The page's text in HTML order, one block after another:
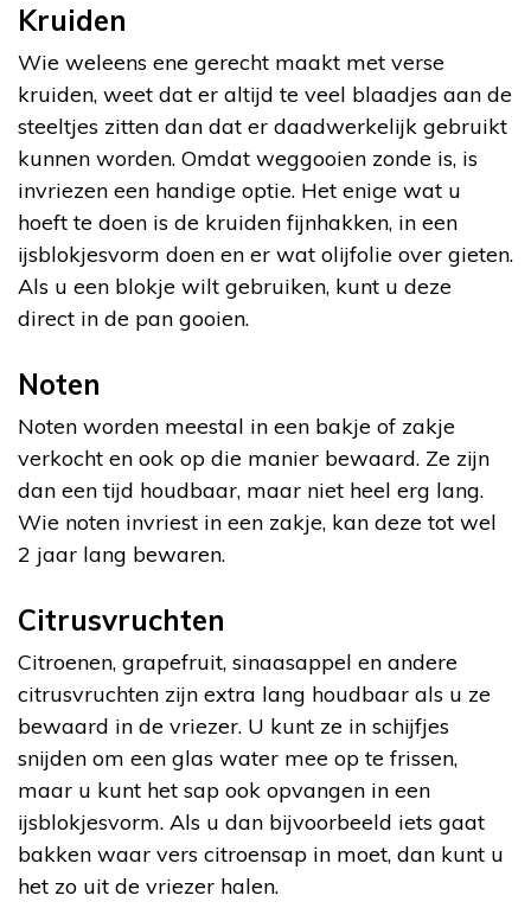
Kruiden
Wie weleens ene gerecht maakt met verse
kruiden, weet dat er altijd te veel blaadjes aan de
steeltjes zitten dan dat er daadwerkelijk gebruikt
kunnen worden. Omdat weggooien zonde is, is
invriezen een handige optie. Het enige wat u
hoeft te doen is de kruiden fijnhakken, in een
ijsblokjesvorm doen en er wat olijfolie over gieten.
Als u een blokje wilt gebruiken, kunt u deze
direct in de pan gooien.
Noten
Noten worden meestal in een bakje of zakje
verkocht en ook op die manier bewaard. Ze zijn
dan een tijd houdbaar, maar niet heel erg lang.
Wie noten invriest in een zakje, kan deze tot wel
2 jaar lang bewaren.
Citrusvruchten
Citroenen, grapefruit, sinaasappel en andere
citrusvruchten zijn extra lang houdbaar als u ze
bewaard in de vriezer. U kunt ze in schijfjes
snijden om een glas water mee op te frissen,
maar u kunt het sap ook opvangen in een
ijsblokjesvorm. Als u dan bijvoorbeeld iets gaat
bakken waar vers citroensap in moet, dan kunt u
het zo uit de vriezer halen.